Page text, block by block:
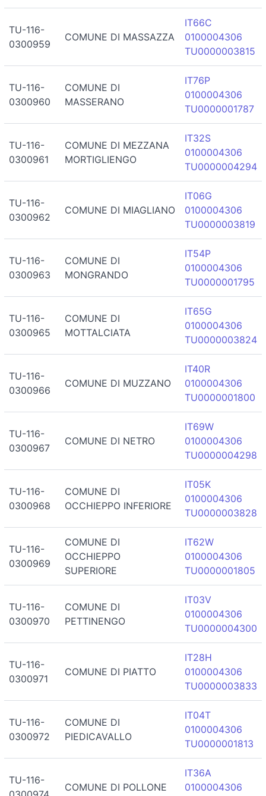
TU-116-
0300959
COMUNE DI MASSAZZA
IT66C
0100004306
TU0000003815
TU-116-
0300960
COMUNE DI
MASSERANO
IT76P
0100004306
TU0000001787
TU-116-
0300961
COMUNE DI MEZZANA
MORTIGLIENGO
IT32S
0100004306
TU0000004294
TU-116-
0300962
COMUNE DI MIAGLIANO
IT06G
0100004306
TU0000003819
TU-116-
0300963
COMUNE DI
MONGRANDO
IT54P
0100004306
TU0000001795
TU-116-
0300965
COMUNE DI
MOTTALCIATA
IT65G
0100004306
TU0000003824
TU-116-
0300966
COMUNE DI MUZZANO
IT40R
0100004306
TU0000001800
TU-116-
0300967
COMUNE DI NETRO
IT69W
0100004306
TU0000004298
TU-116-
0300968
COMUNE DI
OCCHIEPPO INFERIORE
IT05K
0100004306
TU0000003828
TU-116-
0300969
COMUNE DI
OCCHIEPPO
SUPERIORE
IT62W
0100004306
TU0000001805
TU-116-
0300970
COMUNE DI
PETTINENGO
IT03V
0100004306
TU0000004300
TU-116-
0300971
COMUNE DI PIATTO
IT28H
0100004306
TU0000003833
TU-116-
0300972
COMUNE DI
PIEDICAVALLO
IT04T
0100004306
TU0000001813
TU-116-
COMUNE DI POLLONE
IT36A
0100004306